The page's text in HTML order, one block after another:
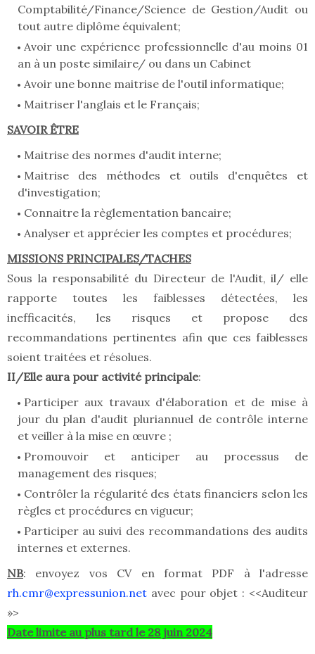
Comptabilité/Finance/Science de Gestion/Audit ou
tout autre diplôme équivalent;
Avoir une expérience professionnelle d'au moins 01
an à un poste similaire/ ou dans un Cabinet
Avoir une bonne maitrise de l'outil informatique;
Maitriser l'anglais et le Français;
SAVOIR ÊTRE
Maitrise des normes d'audit interne;
Maitrise des méthodes et outils d'enquêtes et
d'investigation;
Connaitre la règlementation bancaire;
Analyser et apprécier les comptes et procédures;
MISSIONS PRINCIPALES/TACHES
Sous la responsabilité du Directeur de l'Audit, il/ elle
rapporte toutes les faiblesses détectées, les
inefficacités, les risques et propose des
recommandations pertinentes afin que ces faiblesses
soient traitées et résolues.
II/Elle aura pour activité principale:
Participer aux travaux d'élaboration et de mise à
jour du plan d'audit pluriannuel de contrôle interne
et veiller à la mise en œuvre ;
Promouvoir et anticiper au processus de
management des risques;
Contrôler la régularité des états financiers selon les
règles et procédures en vigueur;
Participer au suivi des recommandations des audits
internes et externes.
NB: envoyez vos CV en format PDF à l'adresse
rh.cmr@expressunion.net avec pour objet : <<Auditeur
»>
Date limite au plus tard le 28 juin 2024